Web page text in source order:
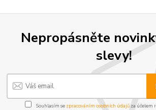
Nepropásněte
slevy!
Souhlasím se zpracováním osobních údajůza účelem